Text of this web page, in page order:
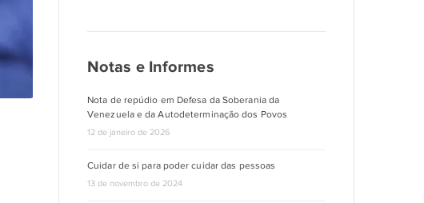
Notas e Informes
Nota de repúdio em Defesa da Soberania da
Venezuela e da Autodeterminação dos Povos
12 de janeiro de 2026
Cuidar de si para poder cuidar das pessoas
13 de novembro de 2024